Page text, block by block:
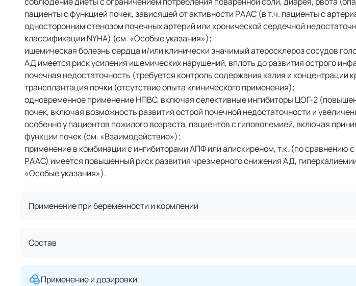
пациенты с функцией почек, зависящей от активности РААС (в т.ч. пациенты с
односторонним стенозом почечных артерий или хронической сердечной
классификации NYHA) (см. «Особые указания»);
ишемическая болезнь сердца и/или клинически значимый атеросклероз сосудов
АД имеется риск усиления ишемических нарушений, вплоть до развития острого
почечная недостаточность (требуется контроль содержания калия и концентрации
трансплантация почки (отсутствие опыта клинического применения);
одновременное применение НПВС, включая селективные ингибиторы ЦОГ-2
почек, включая возможность развития острой почечной недостаточности и
особенно у пациентов пожилого возраста, пациентов с гиповолемией, включая
функции почек (см. «Взаимодействие»);
применение в комбинации с ингибиторами АПФ или алискиреном, т.к. (по сравнению
РААС) имеется повышенный риск развития чрезмерного снижения АД,
«Особые указания»).
Применение при беременности и кормлении
Состав
Применение и дозировки